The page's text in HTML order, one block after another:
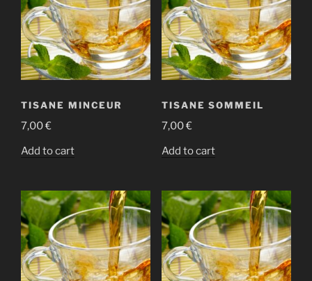
TISANE MINCEUR
7,00€
Add to cart
TISANE SOMMEIL
7,00€
Add to cart